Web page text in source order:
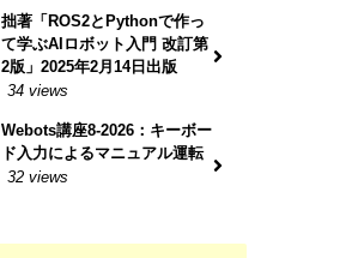
拙著「ROS2とPythonで作っ
て学ぶAIロボット入門 改訂第
2版」2025年2月14日出版
34 views
Webots講座8-2026：キーボー
ド入力によるマニュアル運転
32 views